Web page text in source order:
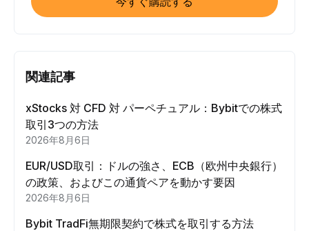
関連記事
xStocks 対 CFD 対 パーペチュアル：Bybitでの株式
取引3つの方法
2026年8月6日
EUR/USD取引：ドルの強さ、ECB（欧州中央銀行）
の政策、およびこの通貨ペアを動かす要因
2026年8月6日
Bybit TradFi無期限契約で株式を取引する方法